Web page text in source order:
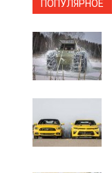
ПОПУЛЯРНОЕ